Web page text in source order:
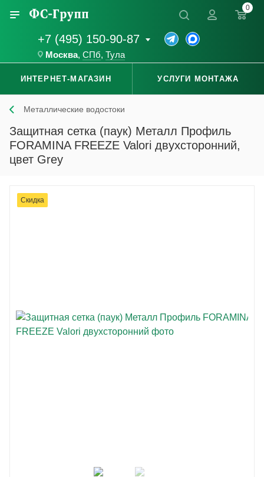
+7 (495) 150-90-87
Москва, СПб, Тула
0
ИНТЕРНЕТ-МАГАЗИН УСЛУГИ МОНТАЖА
Металлические водостоки
Защитная сетка (паук) Металл Профиль
FORAMINA FREEZE Valori двухсторонний,
цвет Grey
Скидка